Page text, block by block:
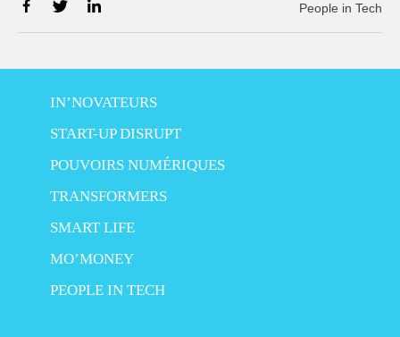
People in Tech
IN’NOVATEURS
START-UP DISRUPT
POUVOIRS NUMÉRIQUES
TRANSFORMERS
SMART LIFE
MO’MONEY
PEOPLE IN TECH